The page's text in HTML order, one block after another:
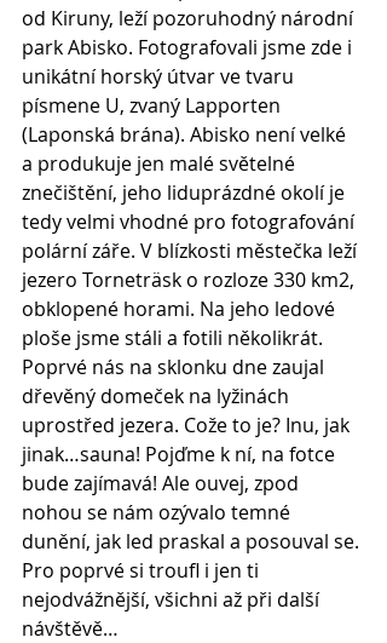
od Kiruny, leží pozoruhodný národní
park Abisko. Fotografovali jsme zde i
unikátní horský útvar ve tvaru
písmene U, zvaný Lapporten
(Laponská brána). Abisko není velké
a produkuje jen malé světelné
znečištění, jeho liduprázdné okolí je
tedy velmi vhodné pro fotografování
polární záře. V blízkosti městečka leží
jezero Torneträsk o rozloze 330 km2,
obklopené horami. Na jeho ledové
ploše jsme stáli a fotili několikrát.
Poprvé nás na sklonku dne zaujal
dřevěný domeček na lyžinách
uprostřed jezera. Cože to je? Inu, jak
jinak…sauna! Pojďme k ní, na fotce
bude zajímavá! Ale ouvej, zpod
nohou se nám ozývalo temné
dunění, jak led praskal a posouval se.
Pro poprvé si troufl i jen ti
nejodvážnější, všichni až při další
návštěvě…